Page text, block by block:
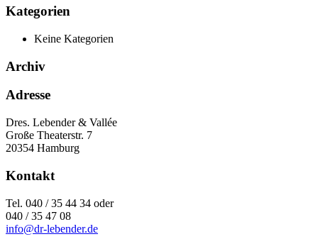
Kategorien
Keine Kategorien
Archiv
Adresse
Dres. Lebender & Vallée
Große Theaterstr. 7
20354 Hamburg
Kontakt
Tel. 040 / 35 44 34 oder
040 / 35 47 08
info@dr-lebender.de